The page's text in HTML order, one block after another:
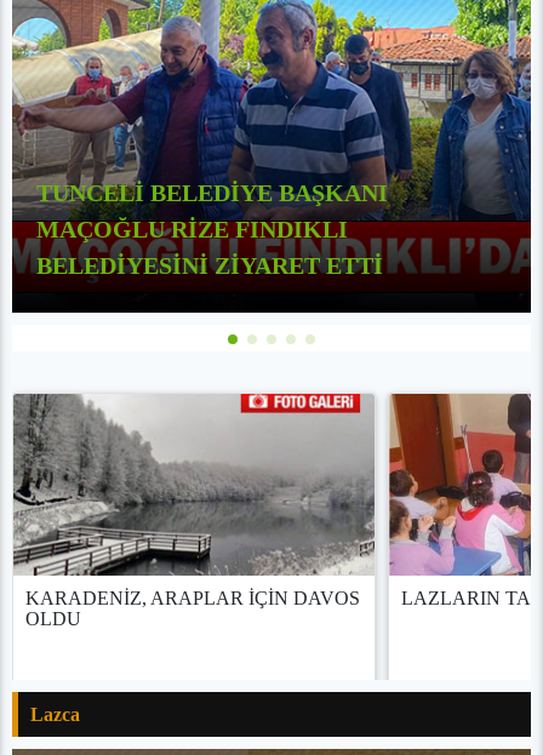
TUNCELİ BELEDİYE BAŞKANI
MAÇOĞLU RİZE FINDIKLI
BELEDİYESİNİ ZİYARET ETTİ
KARADENİZ, ARAPLAR İÇİN DAVOS
OLDU
LAZLARIN
Lazca